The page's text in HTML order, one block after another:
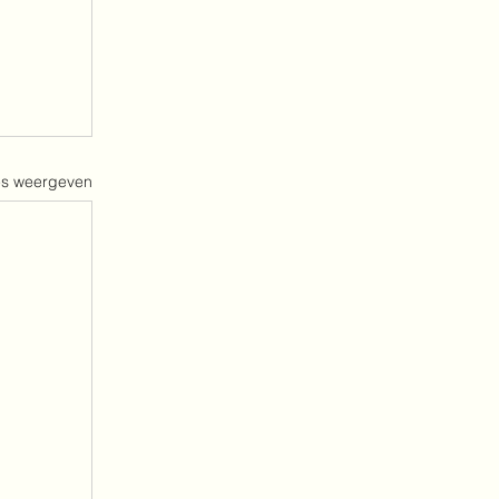
weergeven